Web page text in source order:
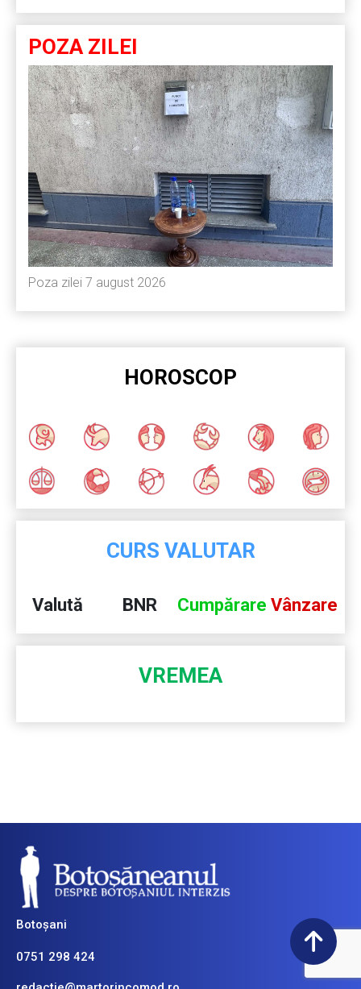
POZA ZILEI
Poza zilei 7 august 2026
HOROSCOP
CURS VALUTAR
Valută BNR Cumpărare Vânzare
VREMEA
Botoșani
0751 298 424